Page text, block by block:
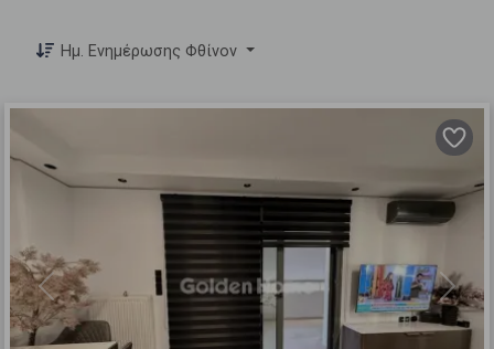
Ημ. Ενημέρωσης Φθίνον
Previous Next